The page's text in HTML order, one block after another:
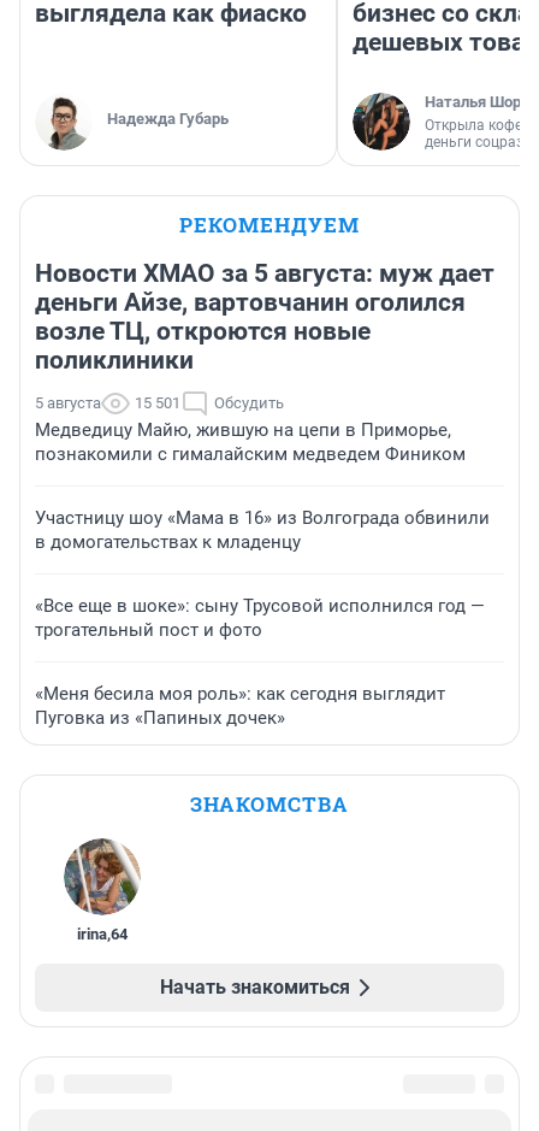
выглядела как фиаско
Надежда Губарь
бизнес со
дешевых
Наталья
Открыла
деньги
РЕКОМЕНДУЕМ
Новости ХМАО за 5 августа: муж дает
деньги Айзе, вартовчанин оголился
возле ТЦ, откроются новые
поликлиники
5 августа 15 501 Обсудить
Медведицу Майю, жившую на цепи в Приморье,
познакомили с гималайским медведем Фиником
Участницу шоу «Мама в 16» из Волгограда обвинили
в домогательствах к младенцу
«Все еще в шоке»: сыну Трусовой исполнился год —
трогательный пост и фото
«Меня бесила моя роль»: как сегодня выглядит
Пуговка из «Папиных дочек»
ЗНАКОМСТВА
irina,64
Начать знакомиться